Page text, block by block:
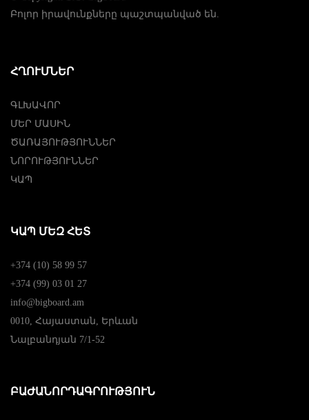
Բոլոր իրավունքները պաշտպանված են.
ՀՂՈՒՄՆԵՐ
ԳԼԽԱՎՈՐ
ՄԵՐ ՄԱՍԻՆ
ԾԱՌԱՅՈՒԹՅՈՒՆՆԵՐ
ՆՈՐՈՒԹՅՈՒՆՆԵՐ
ԿԱՊ
ԿԱՊ ՄԵԶ ՀԵՏ
+374 (10) 58 99 57
+374 (99) 03 01 27
info@bigboard.am
0010, Հայաստան, Երևան
Նալբանդյան 7/1-52
ԲԱԺԱՆՈՐԴԱԳՐՈՒԹՅՈՒՆ